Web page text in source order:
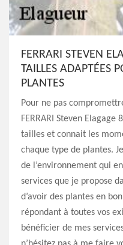
FERRARI STEVEN
TAILLES ADAPTÉES
PLANTES
Pour ne pas
FERRARI Steven
tailles et connait les
chaque type de plantes.
de l’environnement qui
services que je propose
d’avoir des plantes en
répondant à toutes vos
bénéficier de mes